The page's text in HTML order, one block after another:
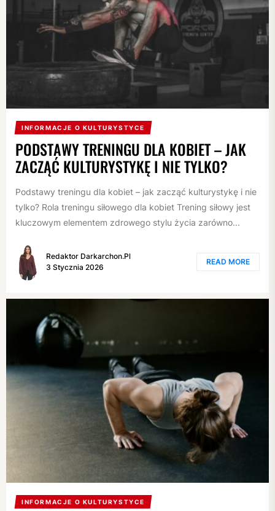
INFORMACJE O KULTURYSTYCE
PODSTAWY TRENINGU DLA KOBIET – JAK
ZACZĄĆ KULTURYSTYKĘ I NIE TYLKO?
Podstawy treningu dla kobiet – jak zacząć kulturystykę i nie
tylko? Rola treningu siłowego dla kobiet Trening siłowy jest
kluczowym elementem zdrowego stylu życia zarówno...
Redaktor Darkarchon.pl
3 Stycznia 2026
READ MORE
INFORMACJE O KULTURYSTYCE